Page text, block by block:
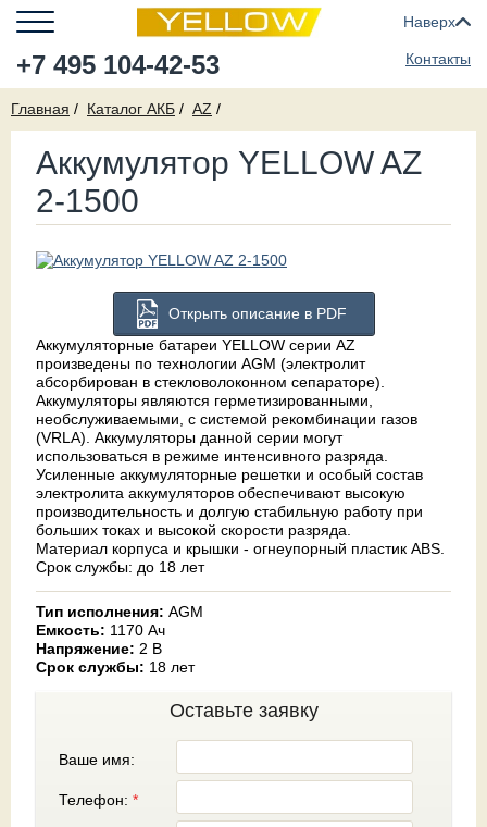
+7 495 104-42-53
Наверх
Контакты
Главная Каталог АКБ AZ
Аккумулятор YELLOW AZ
2-1500
Открыть описание в PDF
Аккумуляторные батареи YELLOW серии AZ
произведены по технологии AGM (электролит
абсорбирован в стекловолоконном сепараторе).
Аккумуляторы являются герметизированными,
необслуживаемыми, с системой рекомбинации газов
(VRLA). Аккумуляторы данной серии могут
использоваться в режиме интенсивного разряда.
Усиленные аккумуляторные решетки и особый состав
электролита аккумуляторов обеспечивают высокую
производительность и долгую стабильную работу при
больших токах и высокой скорости разряда.
Материал корпуса и крышки - огнеупорный пластик ABS.
Срок службы: до 18 лет
Тип исполнения: AGM
Емкость: 1170 Ач
Напряжение: 2 В
Срок службы: 18 лет
Оставьте заявку
Ваше имя:
Телефон: *